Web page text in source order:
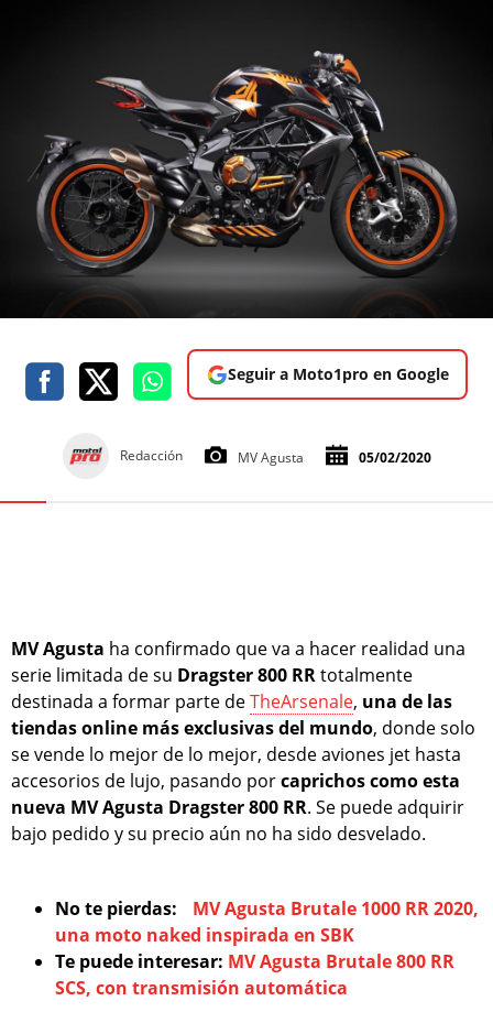
Seguir a Moto1pro en Google
Redacción MV Agusta 05/02/2020
MV Agusta ha confirmado que va a hacer realidad una
serie limitada de su Dragster 800 RRtotalmente
destinada a formar parte deTheArsenale, una de las
tiendas online más exclusivas del mundo, donde solo
se vende lo mejor de lo mejor, desde aviones jet hasta
accesorios de lujo, pasando porcaprichos como esta
nueva MV Agusta Dragster 800 RR. Se puede adquirir
bajo pedido y su precio aún no ha sido desvelado.
No te pierdas: MV Agusta Brutale 1000 RR 2020,
una moto naked inspirada en SBK
Te puede interesar: MV Agusta Brutale 800 RR
SCS, con transmisión automática